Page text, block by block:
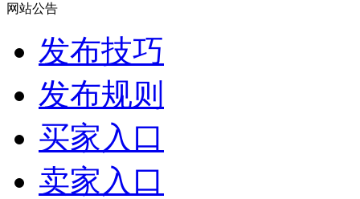
网站公告
发布技巧
发布规则
买家入口
卖家入口